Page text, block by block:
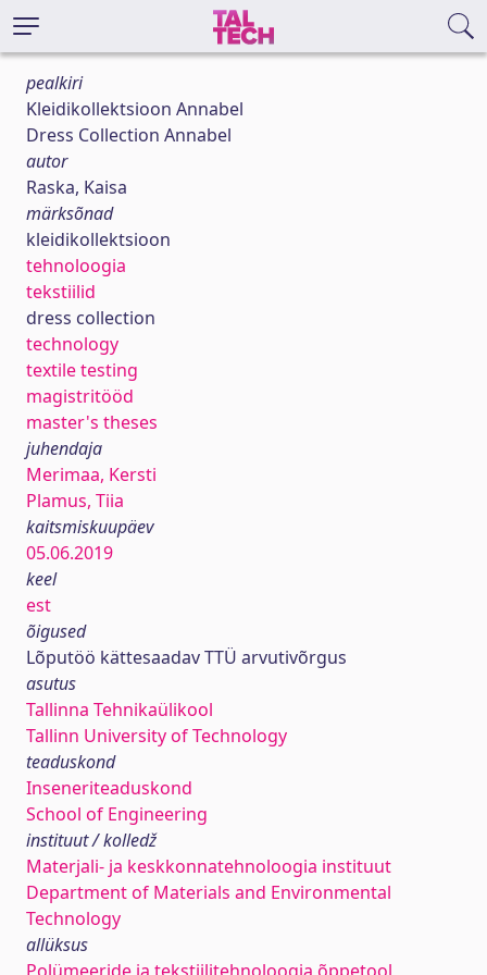
pealkiri
Kleidikollektsioon Annabel
Dress Collection Annabel
autor
Raska, Kaisa
märksõnad
kleidikollektsioon
tehnoloogia
tekstiilid
dress collection
technology
textile testing
magistritööd
master's theses
juhendaja
Merimaa, Kersti
Plamus, Tiia
kaitsmiskuupäev
05.06.2019
keel
est
õigused
Lõputöö kättesaadav TTÜ arvutivõrgus
asutus
Tallinna Tehnikaülikool
Tallinn University of Technology
teaduskond
Inseneriteaduskond
School of Engineering
instituut / kolledž
Materjali- ja keskkonnatehnoloogia instituut
Department of Materials and Environmental
Technology
allüksus